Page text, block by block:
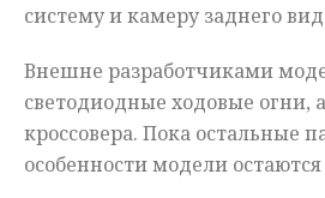
систему и камеру заднего
Внешне разработчиками
светодиодные ходовые огни,
кроссовера. Пока остальные
особенности модели